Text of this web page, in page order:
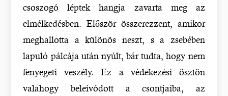
csoszogó léptek hangja zavarta meg az
elmélkedésben. Először összerezzent, amikor
meghallotta a különös neszt, s a zsebében
lapuló pálcája után nyúlt, bár tudta, hogy nem
fenyegeti veszély. Ez a védekezési ösztön
valahogy beleivódott a csontjaiba, az